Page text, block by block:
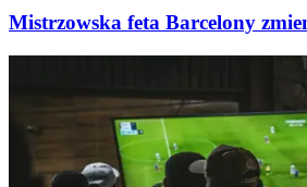
Mistrzowska feta Barcelony